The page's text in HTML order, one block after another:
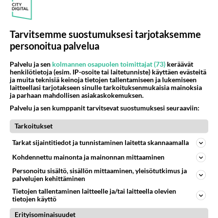
05.08.2026 05:51
Kotimaiset julkkisjuorut
30
Mitä töitä kaivattusi on tehnyt?
😅
05.08.2026 13:25
Ikävä
902
Voiko meidän välit
Koskaan parantua tästä?
05.08.2026 05:34
Ikävä
72
Näin tekisi ainakin Rydman seuratessaan idolinsa Trumpin mallia https://www.is.fi/politiikka/art-2000012187244.html
06.08.2026 09:02
444
837
Onko kaivattusi
Kummallinen jossakin suhteessa?
48
671
Tarvitsemme suostumuksesi tarjotaksemme
personoitua palvelua
Palvelu ja sen kolmannen osapuolen toimittajat (73) keräävät
henkilötietoja (esim. IP-osoite tai laitetunniste) käyttäen evästeitä
ja muita teknisiä keinoja tietojen tallentamiseen ja lukemiseen
laitteellasi tarjotakseen sinulle tarkoituksenmukaisia mainoksia
ja parhaan mahdollisen asiakaskokemuksen.
Palvelu ja sen kumppanit tarvitsevat suostumuksesi seuraaviin:
Tarkoitukset
Tarkat sijaintitiedot ja tunnistaminen laitetta skannaamalla
Kohdennettu mainonta ja mainonnan mittaaminen
Personoitu sisältö, sisällön mittaaminen, yleisötutkimus ja
palvelujen kehittäminen
Tietojen tallentaminen laitteelle ja/tai laitteella olevien
tietojen käyttö
Erityisominaisuudet